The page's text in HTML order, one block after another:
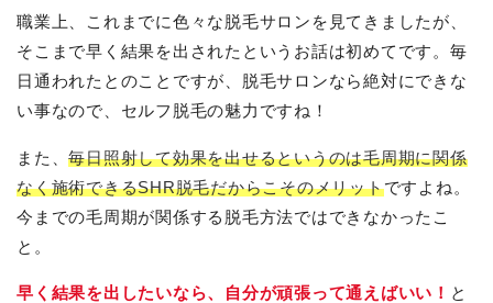
職業上、これまでに色々な脱毛サロンを見てきましたが、
そこまで早く結果を出されたというお話は初めてです。毎
日通われたとのことですが、脱毛サロンなら絶対にできな
い事なので、セルフ脱毛の魅力ですね！
また、毎日照射して効果を出せるというのは毛周期に関係
なく施術できるSHR脱毛だからこそのメリットですよね。
今までの毛周期が関係する脱毛方法ではできなかったこ
と。
早く結果を出したいなら、自分が頑張って通えばいい！ と